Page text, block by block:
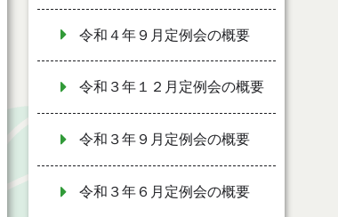
令和４年９月定例会の概要
令和３年１２月定例会の概要
令和３年９月定例会の概要
令和３年６月定例会の概要